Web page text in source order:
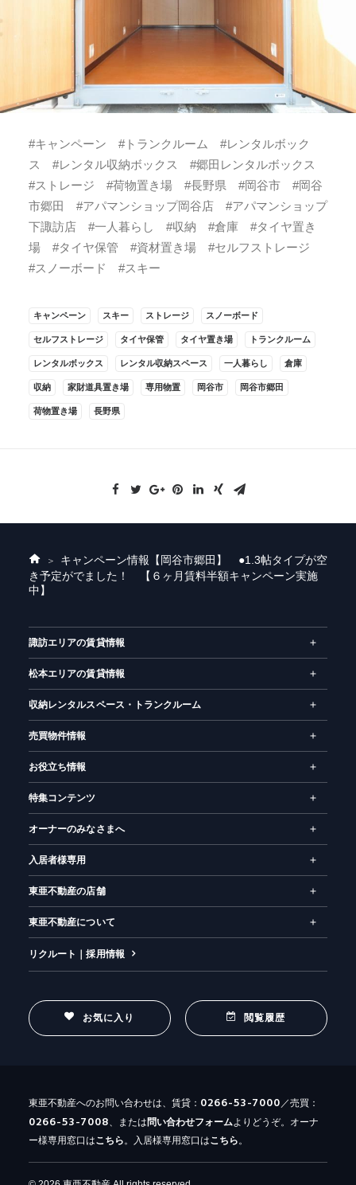
#キャンペーン #トランクルーム #レンタルボック
ス #レンタル収納ボックス #郷田レンタルボックス
#ストレージ #荷物置き場 #長野県 #岡谷市 #岡谷
市郷田 #アパマンショップ岡谷店 #アパマンショップ
下諏訪店 #一人暮らし #収納 #倉庫 #タイヤ置き
場 #タイヤ保管 #資材置き場 #セルフストレージ
#スノーボード #スキー
キャンペーン スキー ストレージ スノーボード
セルフストレージ タイヤ保管 タイヤ置き場 トランクルーム
レンタルボックス レンタル収納スペース 一人暮らし 倉庫
収納 家財道具置き場 専用物置 岡谷市 岡谷市郷田
荷物置き場 長野県
ホ
ー
ム
キャンペーン情報 【岡谷市郷田】 ●1.3帖タイプが空
き予定がでました！ 【６ヶ月賃料半額キャンペーン実施
中】
諏訪エリアの賃貸情報
松本エリアの賃貸情報
収納レンタルスペース・トランクルーム
売買物件情報
お役立ち情報
特集コンテンツ
オーナーのみなさまへ
入居者様専用
東亜不動産の店舗
東亜不動産について
リクルート｜採用情報
お気に入り 閲覧履歴
東亜不動産へのお問い合わせは、賃貸： 0266-53-7000／売買：
0266-53-7008、または 問い合わせフォームよりどうぞ。オーナ
ー様専用窓口はこちら。入居様専用窓口はこちら。